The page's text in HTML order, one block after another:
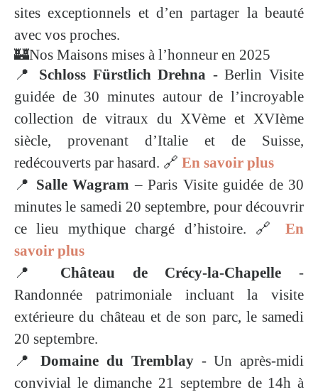
sites exceptionnels et d’en partager la beauté
avec vos proches.
🏰Nos Maisons mises à l’honneur en 2025
📍 Schloss Fürstlich Drehna - Berlin Visite
guidée de 30 minutes autour de l’incroyable
collection de vitraux du XVème et XVIème
siècle, provenant d’Italie et de Suisse,
redécouverts par hasard. 🔗 En savoir plus
📍 Salle Wagram– Paris Visite guidée de 30
minutes le samedi 20 septembre, pour découvrir
ce lieu mythique chargé d’histoire. 🔗 En
savoir plus
📍 Château de Crécy-la-Chapelle -
Randonnée patrimoniale incluant la visite
extérieure du château et de son parc, le samedi
20 septembre.
📍Domaine du Tremblay - Un après-midi
convivial le dimanche 21 septembre de 14h à